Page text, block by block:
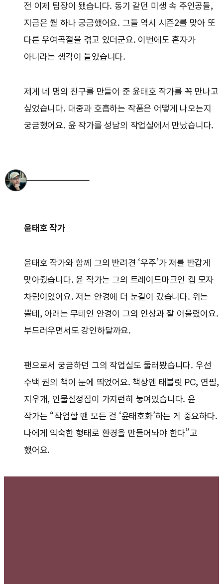
전 이제 팀장이 됐습니다. 동기 같던 미생 속 주인공들,
지금은 뭘 하나 궁금했어요. 그들 역시 시즌2를 맞아 또
다른 우여곡절을 겪고 있더군요. 이번에도 혼자가
아니라는 생각이 들었습니다.
제게 네 명의 친구를 만들어 준 윤태호 작가를 꼭 만나고
싶었습니다. 대중과 호흡하는 작품은 어떻게 나오는지
궁금했어요. 윤 작가를 성남의 작업실에서 만났습니다.
윤태호 작가
윤태호 작가와 함께 그의 반려견 ‘우주’가 저를 반갑게
맞아줬습니다. 윤 작가는 그의 트레이드마크인 캡 모자
차림이었어요. 저는 안경에 더 눈길이 갔습니다. 위는
뿔테, 아래는 무테인 안경이 그의 인상과 잘 어울렸어요.
부드러우면서도 강인하달까요.
팬으로서 궁금하던 그의 작업실도 둘러봤습니다. 우선
수백 권의 책이 눈에 띄었어요. 책상엔 태블릿 PC, 연필,
지우개, 인물설정집이 가지런히 놓여있습니다. 윤
작가는 “작업할 땐 모든 걸 ‘윤태호화’하는 게 중요하다.
나에게 익숙한 형태로 환경을 만들어놔야 한다”고
했어요.